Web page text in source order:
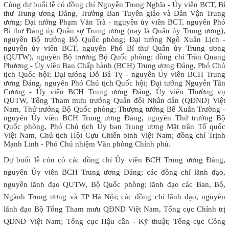
Cùng dự buổi lễ có đồng chí Nguyễn Trong Nghĩa - Ủy viên BCT, Bí
thư Trung ương Đảng, Trưởng Ban Tuyên giáo và Dân Vận Trung
ương; Đại tướng Phạm Văn Trà - nguyên ủy viên BCT, nguyên Phó
Bí thư Đảng ủy Quân sự Trung ương (nay là Quân ủy Trung ương),
nguyên Bộ trưởng Bộ Quốc phòng; Đại tướng Ngô Xuân Lịch -
nguyên ủy viên BCT, nguyên Phó Bí thư Quân ủy Trung ương
(QUTW), nguyên Bộ trưởng Bộ Quốc phòng; đồng chí Trần Quang
Phương - Ủy viên Ban Chấp hành (BCH) Trung ương Đảng, Phó Chủ
tịch Quốc hội; Đại tướng Đỗ Bá Tỵ - nguyên Ủy viên BCH Trung
ương Đảng, nguyên Phó Chủ tịch Quốc hội; Đại tướng Nguyễn Tân
Cương - Ủy viên BCH Trung ương Đảng, Ủy viên Thường vụ
QUTW, Tổng Tham mưu trưởng Quân đội Nhân dân (QĐND) Việt
Nam, Thứ trưởng Bộ Quốc phòng; Thượng tướng Bế Xuân Trường -
nguyên Ủy viên BCH Trung ương Đảng, nguyên Thứ trưởng Bộ
Quốc phòng, Phó Chủ tịch Ủy ban Trung ương Mặt trân Tổ quốc
Việt Nam, Chủ tịch Hội Cựu Chiến binh Việt Nam; đồng chí Trịnh
Mạnh Linh - Phó Chủ nhiệm Văn phòng Chính phủ.
Dự buổi lễ còn có các đồng chí Ủy viên BCH Trung ương Đảng,
nguyên Ủy viên BCH Trung ương Đảng; các đồng chí lãnh đạo,
nguyên lãnh đạo QUTW, Bộ Quốc phòng; lãnh đạo các Ban, Bộ,
Ngành Trung ương và TP Hà Nội; các đồng chí lãnh đạo, nguyên
lãnh đạo Bộ Tổng Tham mưu QĐND Việt Nam, Tổng cục Chính trị
QĐND Việt Nam; Tổng cục Hậu cần - Kỹ thuật; Tổng cục Công